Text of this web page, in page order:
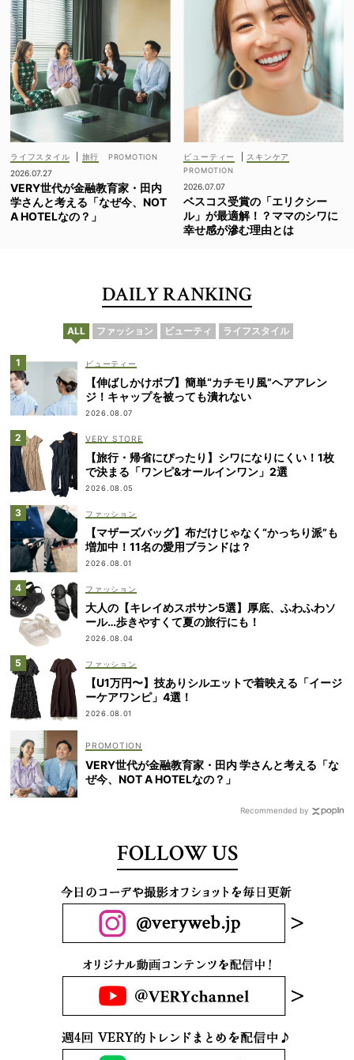
ライフスタイル
旅行
2026.07.27
VERY世代が金融教育家・田内
学さんと考える「なぜ今、NOT
A HOTELなの？」
ビューティー スキンケア
2026.07.07
ベスコス受賞の「エリクシー
ル」が最適解！？ママのシワに
幸せ感が滲む理由とは
DAILY RANKING
ALL ファッション ビューティ ライフスタイル
ビューティー
【伸ばしかけボブ】簡単“カチモリ風”ヘアアレン
ジ！キャップを被っても潰れない
2026.08.07
VERY STORE
【旅行・帰省にぴったり】シワになりにくい！1枚
で決まる「ワンピ&オールインワン」2選
2026.08.05
ファッション
【マザーズバッグ】布だけじゃなく“かっちり派”も
増加中！11名の愛用ブランドは？
2026.08.01
ファッション
大人の【キレイめスポサン5選】厚底、ふわふわソ
ール…歩きやすくて夏の旅行にも！
2026.08.04
ファッション
【U1万円〜】技ありシルエットで着映える「イージ
ーケアワンピ」4選！
2026.08.01
VERY世代が金融教育家・田内 学さんと考える「な
ぜ今、NOT A HOTELなの？」
Recommended by
FOLLOW US